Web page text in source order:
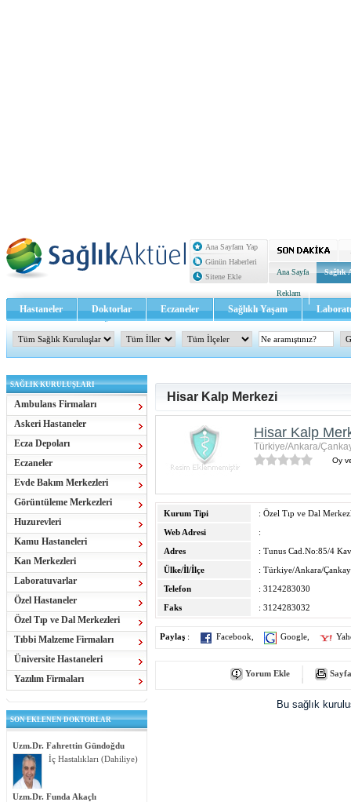
Ana Sayfam Yap
Günün Haberleri
Sitene Ekle
Ana Sayfa Sağlık
Reklam
Hastaneler Doktorlar Eczaneler Sağlıklı Yaşam
Sağlık TV - Video İletişim
SAĞLIK KURULUŞLARI
Ambulans Firmaları
Askeri Hastaneler
Ecza Depoları
Eczaneler
Evde Bakım Merkezleri
Görüntüleme Merkezleri
Huzurevleri
Kamu Hastaneleri
Kan Merkezleri
Laboratuvarlar
Özel Hastaneler
Özel Tıp ve Dal Merkezleri
Tıbbi Malzeme Firmaları
Üniversite Hastaneleri
Yazılım Firmaları
SON EKLENEN DOKTORLAR
Uzm.Dr. Fahrettin Gündoğdu
İç Hastalıkları (Dahiliye)
Uzm.Dr. Funda Akaçlı
Hisar Kalp Merkezi
Hisar Kalp
Türkiye/Ankara/
Oy
Kurum Tipi
: Özel Tıp ve Dal
Web Adresi
:
Adres
: Tunus Cad.No:85/4
Ülke/İl/İlçe
: Türkiye/Ankara/
Telefon
: 3124283030
Faks
: 3124283032
Paylaş : Facebook Google
Yorum Ekle
Bu sağlık